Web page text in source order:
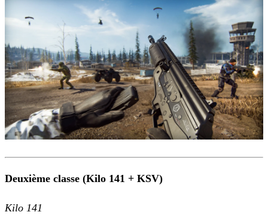
Deuxième classe (Kilo 141 + KSV)
Kilo 141